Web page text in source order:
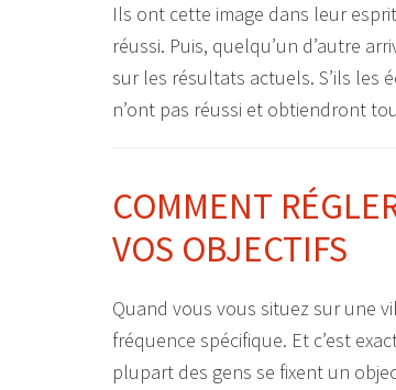
Ils ont cette image dans leur
réussi. Puis, quelqu’un d’autre
sur les résultats actuels. S’ils les
n’ont pas réussi et obtiendront
COMMENT
VOS OBJECTIFS
Quand vous vous situez sur une
fréquence spécifique. Et c’est
plupart des gens se fixent un